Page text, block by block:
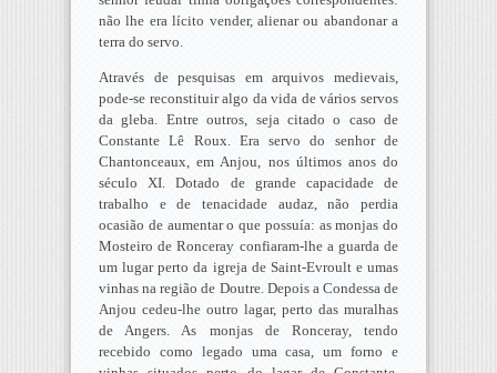
não lhe era lícito vender, alienar ou abandonar a
terra do servo.
Através de pesquisas em arquivos medievais,
pode-se reconstituir algo da vida de vários servos
da gleba. Entre outros, seja citado o caso de
Constante Lê Roux. Era servo do senhor de
Chantonceaux, em Anjou, nos últimos anos do
século XI. Dotado de grande capacidade de
trabalho e de tenacidade audaz, não perdia
ocasião de aumentar o que possuía: as monjas do
Mosteiro de Ronceray confiaram-lhe a guarda de
um lugar perto da igreja de Saint-Evroult e umas
vinhas na região de Doutre. Depois a Condessa de
Anjou cedeu-lhe outro lagar, perto das muralhas
de Angers. As monjas de Ronceray, tendo
recebido como legado uma casa, um forno e